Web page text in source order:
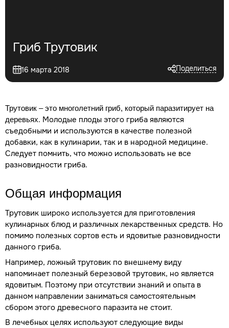
Гриб Трутовик
16 марта 2018 Поделиться
Трутовик – это многолетний гриб, который паразитирует на
деревьях. Молодые плоды этого гриба являются
съедобными и используются в качестве полезной
добавки, как в кулинарии, так и в народной медицине.
Следует помнить, что можно использовать не все
разновидности гриба.
Общая информация
Трутовик широко используется для приготовления
кулинарных блюд и различных лекарственных средств. Но
помимо полезных сортов есть и ядовитые разновидности
данного гриба.
Например, ложный трутовик по внешнему виду
напоминает полезный березовой трутовик, но является
ядовитым. Поэтому при отсутствии знаний и опыта в
данном направлении заниматься самостоятельным
сбором этого древесного паразита не стоит.
В лечебных целях используют следующие виды